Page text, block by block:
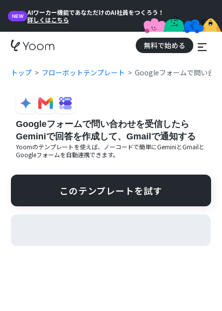
NEW
AIワーカー機能であなただけのAI社員をつくろう！
詳しくはこちら
無料で始める
トップ フローボットテンプレート Googleフォームで問い合
Googleフォームで問い合わせを受信したら
Geminiで回答を作成して、Gmailで通知する
Yoomのテンプレートを使えば、ノーコードで簡単にGeminiとGmailと
Googleフォームを自動連携できます。
このテンプレートを試す